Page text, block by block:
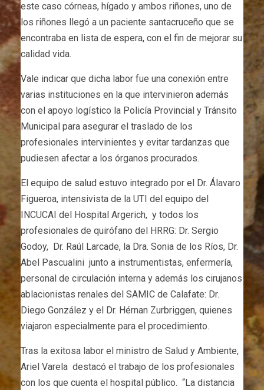
este caso córneas, hígado y ambos riñones, uno de
los riñones llegó a un paciente santacruceño que se
encontraba en lista de espera, con el fin de mejorar su
calidad vida.
Vale indicar que dicha labor fue una conexión entre
varias instituciones en la que intervinieron además
con el apoyo logístico la Policía Provincial y Tránsito
Municipal para asegurar el traslado de los
profesionales intervinientes y evitar tardanzas que
pudiesen afectar a los órganos procurados.
El equipo de salud estuvo integrado por el Dr. Álavaro
Figueroa, intensivista de la UTI del equipo del
INCUCAI del Hospital Argerich, y todos los
profesionales de quirófano del HRRG: Dr. Sergio
Godoy, Dr. Raúl Larcade, la Dra. Sonia de los Ríos, Dr.
Abel Pascualini junto a instrumentistas, enfermería,
personal de circulación interna y además los cirujanos
ablacionistas renales del SAMIC de Calafate: Dr.
Diego González y el Dr. Hérnan Zurbriggen, quienes
viajaron especialmente para el procedimiento.
Tras la exitosa labor el ministro de Salud y Ambiente,
Ariel Varela destacó el trabajo de los profesionales
con los que cuenta el hospital público. “La distancia